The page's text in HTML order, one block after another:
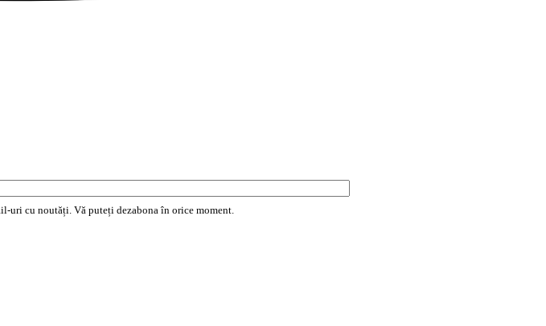
uri cu noutăți. Vă puteți dezabona în orice moment.